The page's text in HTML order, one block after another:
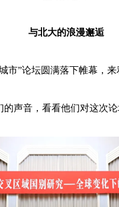
与北大的浪漫邂逅
”论坛圆满落下帷幕，​
声音，看看他们对这次论